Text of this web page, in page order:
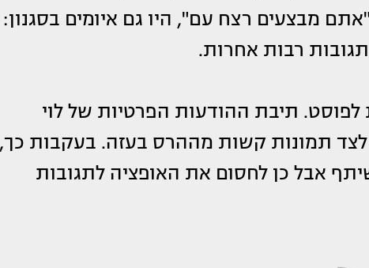
מבצעים רצח עם", היו גם איומים בסגנון:
תיבת ההודעות הפרטיות של לוי
לצד תמונות קשות מההרס בעזה. בעקבות כך,
אבל כן לחסום את האופציה לתגובות